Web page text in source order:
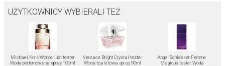
UŻYTKOWNICY WYBIERALI TEŻ
Michael Kors Wonderlust tester
Woda perfumowana spray 100ml
Versace Bright Crystal tester
Woda toaletowa spray 90ml
Angel Schlesser Femme
Magique tester Woda